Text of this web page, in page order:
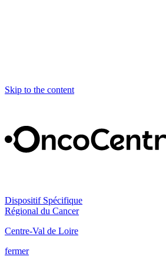
Skip to the content
Dispositif Spécifique
Régional du Cancer
Centre-Val de Loire
fermer